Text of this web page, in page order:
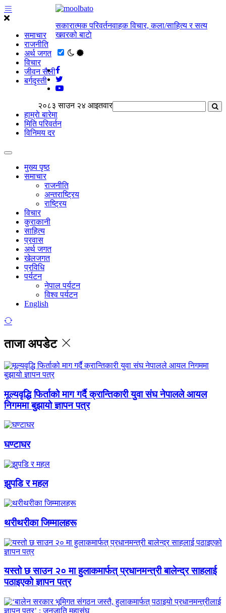
समाचार
राजनीति
अर्थ जगत
विचार
जीवन सैली
बर्गदृस्ती
सकारात्मक परिवर्तनवाहक विचार, कला/साहित्य र सत्य
खवरको बाटाे
२०८३ साउन २४ आइतवार
हाम्राे बारेमा
मिति परिवर्तन
विनिमय दर
मुख्य पृष्ठ
समाचार
राजनीति
अन्तराष्ट्रिय
राष्ट्रिय
विचार
कुराकानी
साहित्य
प्रवास
अर्थ जगत
खेलजगत
प्रविधि
पर्यटन
नेपाल पर्यटन
विश्व पर्यटन
English
ताजा अपडेट
मूल्यवृद्धि फिर्ताको माग गर्दै क्रान्तिकारी युवा संघ नेपालले आयल
निगममा बुझायो ज्ञापन पत्र
घण्टाघर
झुपडि र महल
थरीथरीका जिम्मालहरू
यस्तो छ साउन २० मा हुलाकमार्फत् प्रधानमन्त्री बालेन्द्र साहलाई
पठाइएको ज्ञापन पत्र